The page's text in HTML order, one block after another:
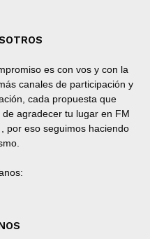
es con vos y con la
canales de participación y
cada propuesta que
agradecer tu lugar en FM
por eso seguimos haciendo